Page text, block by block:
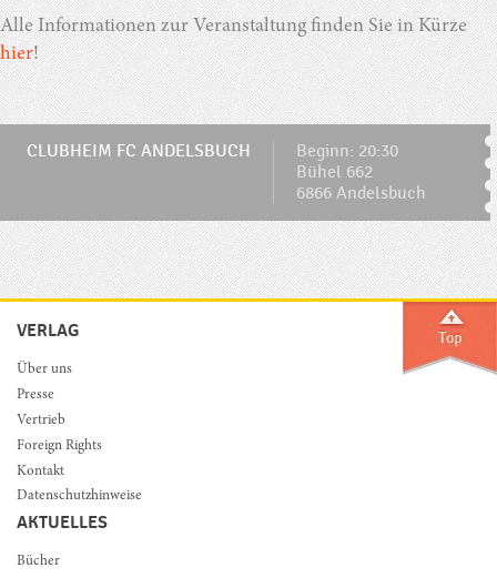
Alle Informationen zur Veranstaltung finden Sie in Kürze
hier!
CLUBHEIM FC ANDELSBUCH
Beginn: 20:30
Bühel 662
6866 Andelsbuch
VERLAG
Über uns
Presse
Vertrieb
Foreign Rights
Kontakt
Datenschutzhinweise
AKTUELLES
Bücher